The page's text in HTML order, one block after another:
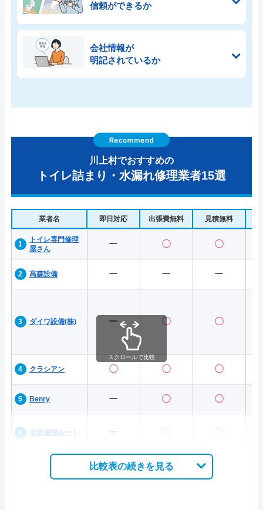
信頼ができるか
会社情報が
明記されているか
川上村でおすすめの
トイレ詰まり・水漏れ修理業者15選
業者名 即日対応 出張費無料 見積無料
トイレ専門修理
屋さん
ー 〇 〇
高森設備 ー ー ー
ダイワ設備(株) ー 〇 〇
クラシアン 〇 〇 〇
Benry ー 〇 〇
水道修理ルート ー 〇 〇
スクロールで比較
比較表の続きを見る